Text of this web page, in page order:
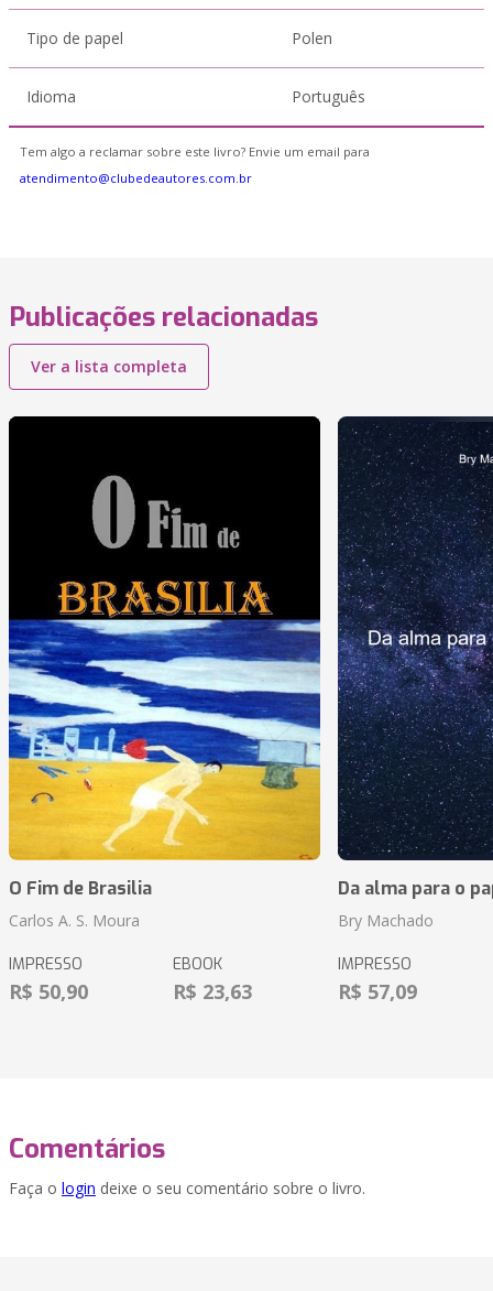
Tipo de papel Polen
Idioma Português
Tem algo a reclamar sobre este livro? Envie um email para
atendimento@clubedeautores.com.br
Publicações relacionadas
Ver a lista completa
O Fim de Brasilia
Carlos A. S. Moura
IMPRESSO
R$ 50,90
EBOOK
R$ 23,63
Da alma para o
Bry Machado
IMPRESSO
R$ 57,09
Comentários
Faça o login deixe o seu comentário sobre o livro.